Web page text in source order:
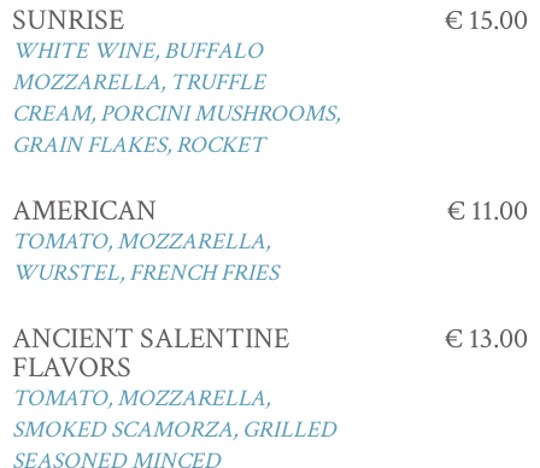
SUNRISE
WHITE WINE, BUFFALO
MOZZARELLA, TRUFFLE
CREAM, PORCINI MUSHROOMS,
GRAIN FLAKES, ROCKET
€ 15.00
AMERICAN
TOMATO, MOZZARELLA,
WURSTEL, FRENCH FRIES
€ 11.00
ANCIENT SALENTINE
FLAVORS
TOMATO, MOZZARELLA,
SMOKED SCAMORZA, GRILLED
SEASONED MINCED
€ 13.00